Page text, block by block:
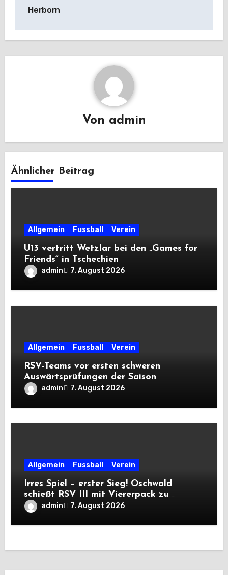
Herborn
Von admin
Ähnlicher Beitrag
Allgemein Fussball Verein
U13 vertritt Wetzlar bei den „Games for
Friends“ in Tschechien
admin 7. August 2026
Allgemein Fussball Verein
RSV-Teams vor ersten schweren
Auswärtsprüfungen der Saison
admin 7. August 2026
Allgemein Fussball Verein
Irres Spiel – erster Sieg! Oschwald
schießt RSV III mit Viererpack zu
Premiere
admin 7. August 2026